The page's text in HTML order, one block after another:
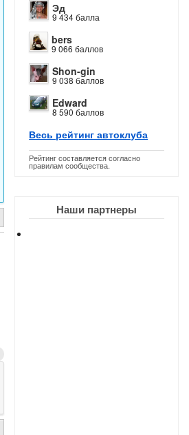
Эд
9 434 балла
bers
9 066 баллов
Shon-gin
9 038 баллов
Edward
8 590 баллов
Весь рейтинг автоклуба
Рейтинг составляется согласно
правилам сообщества.
Наши партнеры